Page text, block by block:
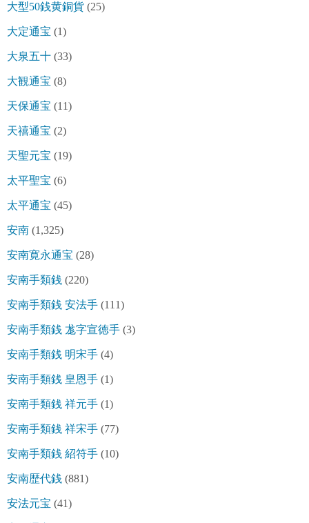
大型50銭黄銅貨 (25)
大定通宝 (1)
大泉五十 (33)
大観通宝 (8)
天保通宝 (11)
天禧通宝 (2)
天聖元宝 (19)
太平聖宝 (6)
太平通宝 (45)
安南 (1,325)
安南寛永通宝 (28)
安南手類銭 (220)
安南手類銭 安法手 (111)
安南手類銭 尨字宣徳手 (3)
安南手類銭 明宋手 (4)
安南手類銭 皇恩手 (1)
安南手類銭 祥元手 (1)
安南手類銭 祥宋手 (77)
安南手類銭 紹符手 (10)
安南歴代銭 (881)
安法元宝 (41)